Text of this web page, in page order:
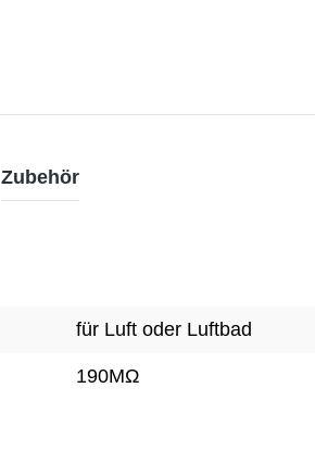
Zubehör
für Luft oder Luftbad
190MΩ